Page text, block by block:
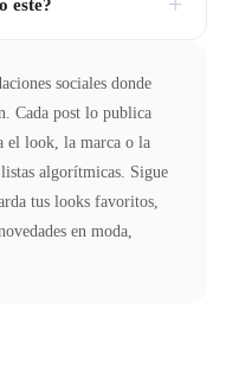
este?
sociales donde
Cada post lo publica
el look, la marca o la
algorítmicas. Sigue
tus looks favoritos,
en moda,